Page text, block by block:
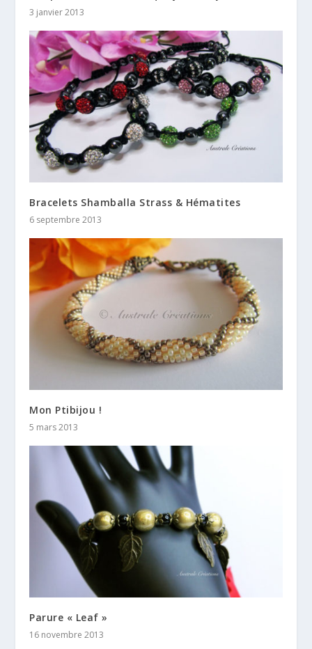
3 janvier 2013
Bracelets Shamballa Strass & Hématites
6 septembre 2013
Mon Ptibijou !
5 mars 2013
Parure « Leaf »
16 novembre 2013